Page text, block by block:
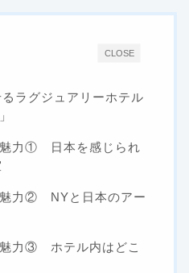
CLOSE
ラグジュアリーホテル
力① 日本を感じられ
力② NYと日本のアー
力③ ホテル内はどこ